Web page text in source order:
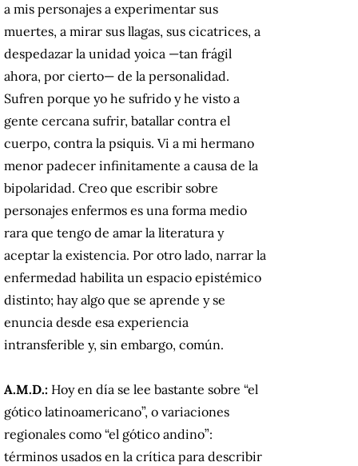
a mis personajes a experimentar sus
muertes, a mirar sus llagas, sus cicatrices, a
despedazar la unidad yoica —tan frágil
ahora, por cierto— de la personalidad.
Sufren porque yo he sufrido y he visto a
gente cercana sufrir, batallar contra el
cuerpo, contra la psiquis. Vi a mi hermano
menor padecer infinitamente a causa de la
bipolaridad. Creo que escribir sobre
personajes enfermos es una forma medio
rara que tengo de amar la literatura y
aceptar la existencia. Por otro lado, narrar la
enfermedad habilita un espacio epistémico
distinto; hay algo que se aprende y se
enuncia desde esa experiencia
intransferible y, sin embargo, común.
A.M.D.: Hoy en día se lee bastante sobre “el
gótico latinoamericano”, o variaciones
regionales como “el gótico andino”:
términos usados en la crítica para describir